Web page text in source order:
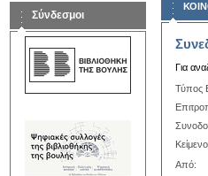
Σύνδεσμοι
Για
Τύπος
Από: